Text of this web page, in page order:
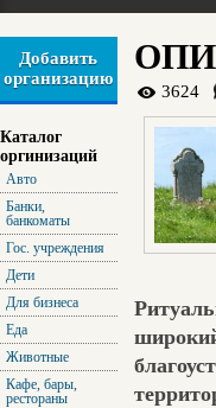
Добавить
организацию
Каталог
оргинизаций
Авто
Банки,
банкоматы
Гос. учреждения
Дети
Для бизнеса
Еда
Животные
Кафе, бары,
рестораны
3624